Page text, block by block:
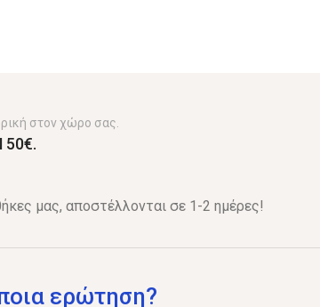
στον χώρο σας.
μας, αποστέλλονται σε 1-2 ημέρες!
ερώτηση?